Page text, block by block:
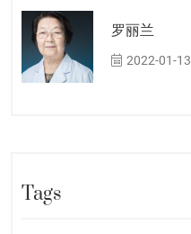
罗丽兰
2022-01-13
Tags